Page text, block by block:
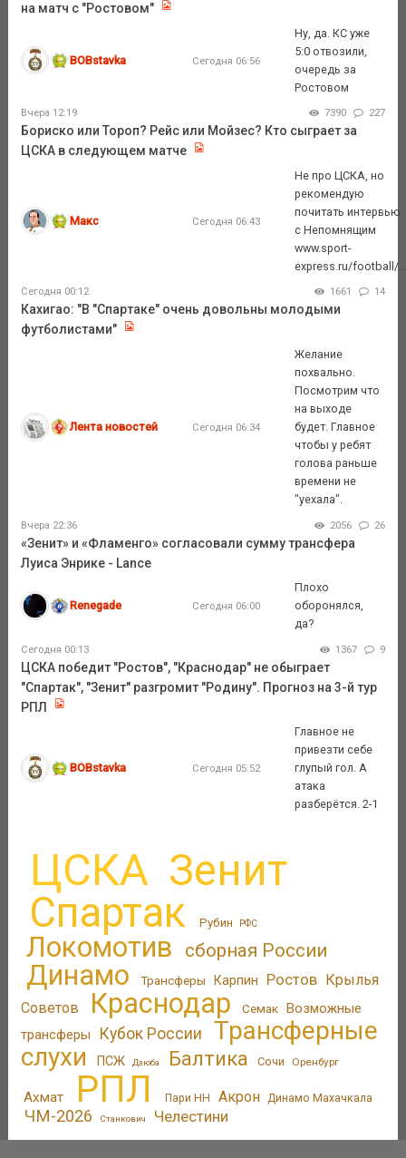
на матч с "Ростовом"
BOBstavka Сегодня 06:56
Ну, да. КС уже
5:0 отвозили,
очередь за
Ростовом
Вчера 12:19 7390 227
Бориско или Тороп? Рейс или Мойзес? Кто сыграет за
ЦСКА в следующем матче
Макс Сегодня 06:43
Не про ЦСКА, но
рекомендую
почитать интервью
с Непомнящим
www.sport-
express.ru/football/
Сегодня 00:12 1661 14
Кахигао: "В "Спартаке" очень довольны молодыми
футболистами"
Лента новостей Сегодня 06:34
Желание
похвально.
Посмотрим что
на выходе
будет. Главное
чтобы у ребят
голова раньше
времени не
"уехала".
Вчера 22:36 2056 26
«Зенит» и «Фламенго» согласовали сумму трансфера
Луиса Энрике - Lance
Renegade Сегодня 06:00
Плохо
оборонялся,
да?
Сегодня 00:13 1367 9
ЦСКА победит "Ростов", "Краснодар" не обыграет
"Спартак", "Зенит" разгромит "Родину". Прогноз на 3-й тур
РПЛ
BOBstavka Сегодня 05:52
Главное не
привезти себе
глупый гол. А
атака
разберётся. 2-1
ЦСКА Зенит
Спартак Рубин РФС
Локомотив сборная России
Динамо Трансферы Карпин Ростов Крылья
Советов
Краснодар Семак Возможные
трансферы
Кубок России
Трансферные
слухи
ПСЖ Дзюба Балтика Сочи Оренбург
Ахмат РПЛ Пари НН Акрон Динамо Махачкала
ЧМ-2026 Станкович Челестини